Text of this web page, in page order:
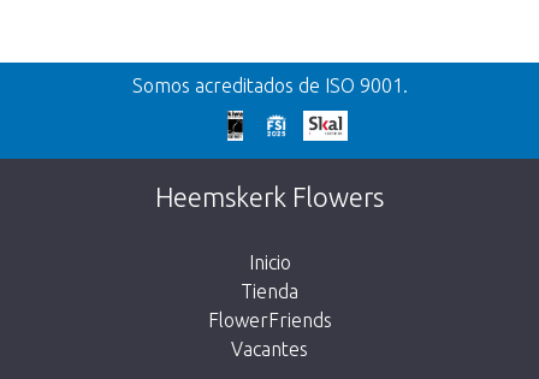
Volver
¡Demasiado tarde!
Desafortunadamente, este artículo está
agotado. Haz click en el botón de abajo para
Somos acreditados de ISO 9001.
Heemskerk Flowers
Inicio
Tienda
FlowerFriends
Vacantes